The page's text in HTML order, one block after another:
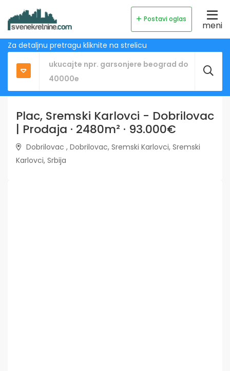
Postavi oglas
meni
Za detaljnu pretragu kliknite na strelicu
Plac, Sremski Karlovci - Dobrilovac
| Prodaja · 2480m² · 93.000€
Dobrilovac , Dobrilovac, Sremski Karlovci, Sremski
Karlovci, Srbija